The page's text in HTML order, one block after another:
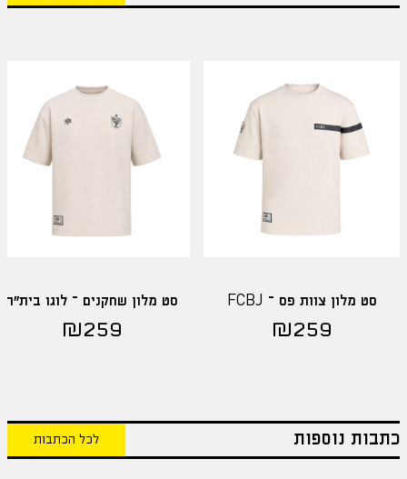
סט מלון צוות פס – FCBJ
₪259
סט מלון שחקנים – לוגו בית"ר
₪259
כתבות נוספות לכל הכתבות